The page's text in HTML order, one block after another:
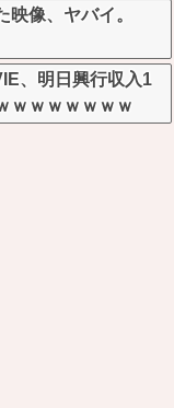
映像、ヤバイ。
、明日興行収入1
ｗｗｗｗｗｗｗ